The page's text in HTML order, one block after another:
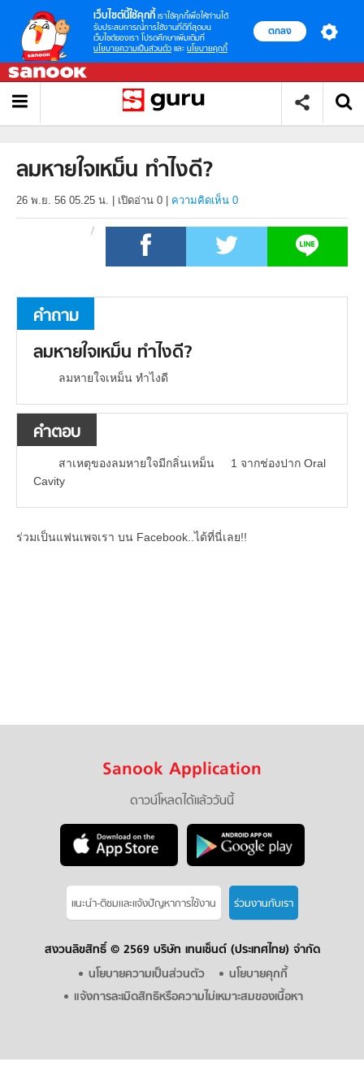
เว็บไซต์นี้ใช้คุกกี้ เราใช้คุกกี้เพื่อให้ท่านได้
รับประสบการณ์การใช้งานที่ดีที่สุดบน
เว็บไซต์ของเรา โปรดศึกษาเพิ่มเติมที่
นโยบายความเป็นส่วนตัว และ นโยบายคุกกี้
ตกลง
ลมหายใจเหม็น ทำไงดี?
26 พ.ย. 56 05.25 น. เปิดอ่าน 0 ความคิดเห็น 0
คำถาม
ลมหายใจเหม็น ทำไงดี?
ลมหายใจเหม็น ทำไงดี
คำตอบ
สาเหตุของลมหายใจมีกลิ่นเหม็น 1 จากช่องปาก Oral
Cavity
ร่วมเป็นแฟนเพจเรา บน Facebook..ได้ที่นี่เลย!!
Sanook Application
ดาวน์โหลดได้แล้ววันนี้
แนะนำ-ติชมเเละแจ้งปัญหาการใช้งาน ร่วมงานกับเรา
สงวนลิขสิทธิ์ © 2569 บริษัท เทนเซ็นต์ (ประเทศไทย) จำกัด
นโยบายความเป็นส่วนตัว
นโยบายคุกกี้
แจ้งการละเมิดสิทธิหรือความไม่เหมาะสมของเนื้อหา